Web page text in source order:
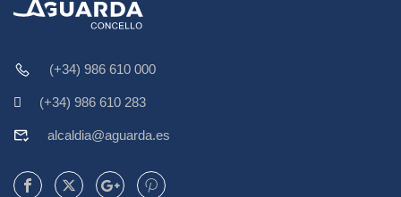
(+34) 986 610 000
(+34) 986 610 283
alcaldia@aguarda.es